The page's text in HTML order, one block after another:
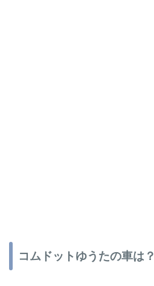
コムドットゆうたの車は？